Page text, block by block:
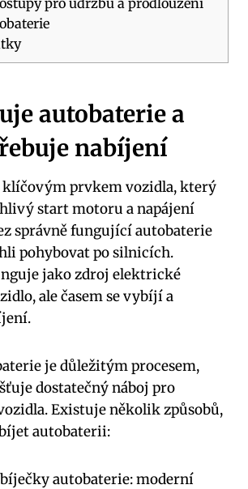
autobaterie a
​nabíjení
prvkem vozidla, ⁣který
‍start motoru a ⁣napájení
správně⁤ fungující ⁤autobaterie
‍pohybovat ‌po silnicích.
jako zdroj elektrické
ale časem se vybíjí a
je důležitým procesem,‍
⁤dostatečný náboj pro
Existuje několik způsobů,⁢
autobaterii:
autobaterie: moderní‍